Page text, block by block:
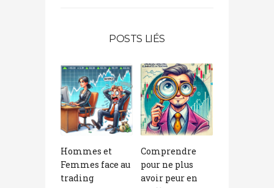
POSTS LIÉS
Hommes et
Femmes face au
trading
Comprendre
pour ne plus
avoir peur en